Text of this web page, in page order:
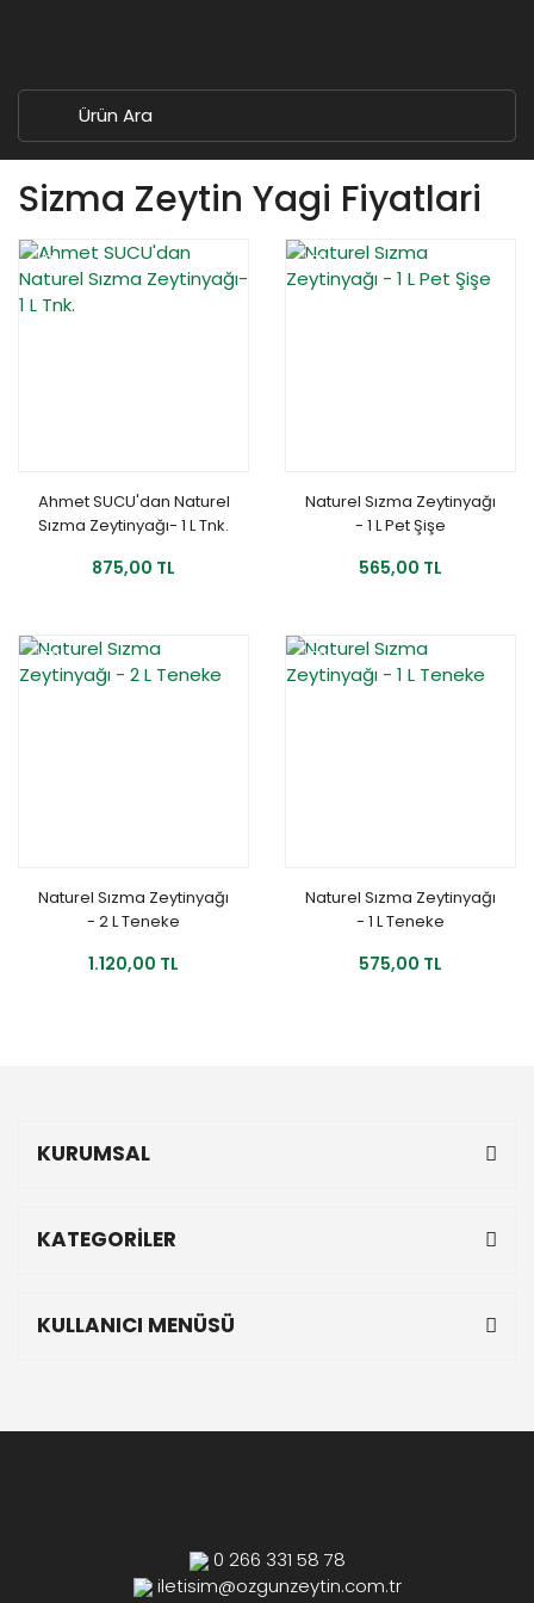
Sizma Zeytin Yagi Fiyatlari
YENİ
Ahmet SUCU'dan Naturel
Sızma Zeytinyağı- 1 L Tnk.
875,00 TL
YENİ
Naturel Sızma Zeytinyağı
- 1 L Pet Şişe
565,00 TL
YENİ
Naturel Sızma Zeytinyağı
- 2 L Teneke
1.120,00 TL
YENİ
Naturel Sızma Zeytinyağı
- 1 L Teneke
575,00 TL
KURUMSAL
KATEGORİLER
KULLANICI MENÜSÜ
0 266 331 58 78
iletisim@ozgunzeytin.com.tr